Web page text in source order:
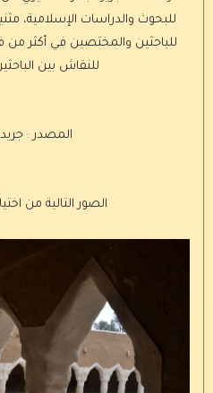
للبحوث والدراسات الإسلامية،
للباحثين والمختصين في أكثر
للنقاش بين
المصدر :
الصور التالية من